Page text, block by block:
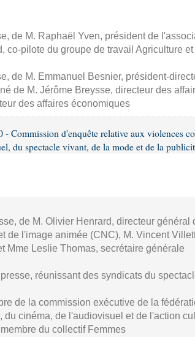
de M. Raphaël Yven, président de
co-pilote du groupe de travail Agriculture
de M. Emmanuel Besnier, président-
de M. Jérôme Breysse, directeur des
des affaires économiques
- Commission d'enquête relative aux violences
du spectacle vivant, de la mode et de la
de M. Olivier Henrard, directeur général
de l'image animée (CNC), M. Vincent
Mme Leslie Thomas, secrétaire générale
réunissant des syndicats du
de la commission exécutive de la
du cinéma, de l'audiovisuel et de l'action
du collectif Femmes